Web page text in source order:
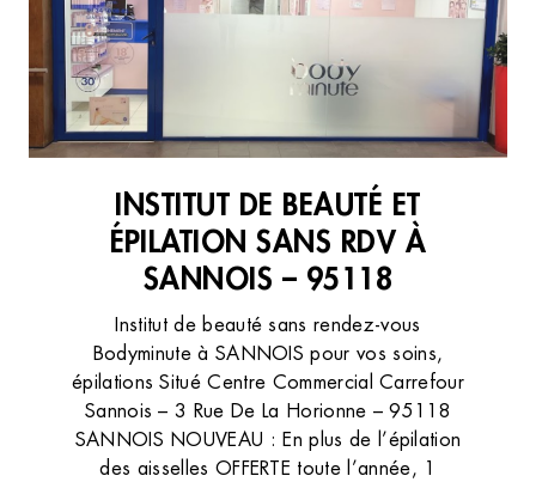
INSTITUT DE BEAUTÉ ET
ÉPILATION SANS RDV À
SANNOIS – 95118
Institut de beauté sans rendez-vous
Bodyminute à SANNOIS pour vos soins,
épilations Situé Centre Commercial Carrefour
Sannois – 3 Rue De La Horionne – 95118
SANNOIS NOUVEAU : En plus de l’épilation
des aisselles OFFERTE toute l’année, 1